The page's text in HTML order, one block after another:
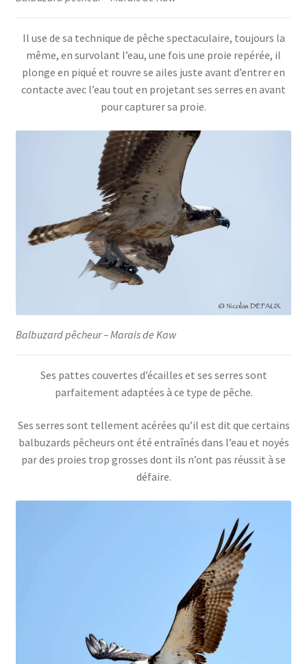
Il use de sa technique de pêche spectaculaire, toujours la
même, en survolant l’eau, une fois une proie repérée, il
plonge en piqué et rouvre se ailes juste avant d’entrer en
contacte avec l’eau tout en projetant ses serres en avant
pour capturer sa proie.
Balbuzard pêcheur – Marais de Kaw
Ses pattes couvertes d’écailles et ses serres sont
parfaitement adaptées à ce type de pêche.
Ses serres sont tellement acérées qu’il est dit que certains
balbuzards pêcheurs ont été entraînés dans l’eau et noyés
par des proies trop grosses dont ils n’ont pas réussit à se
défaire.